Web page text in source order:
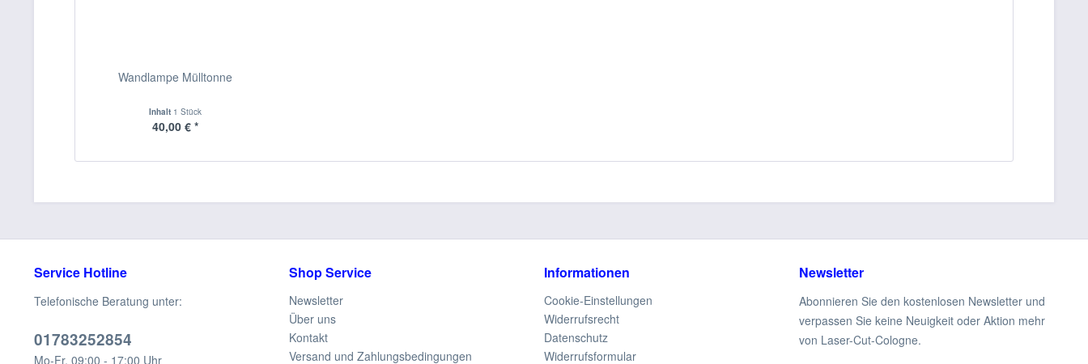
Wandlampe Mülltonne
Inhalt 1 Stück
40,00 € *
Service Hotline
Telefonische Beratung unter:
01783252854
Mo-Fr, 09:00 - 17:00 Uhr
Shop Service
Newsletter
Über uns
Kontakt
Versand und Zahlungsbedingungen
Informationen
Cookie-Einstellungen
Widerrufsrecht
Datenschutz
Widerrufsformular
Newsletter
Abonnieren Sie den kostenlosen Newsletter und
verpassen Sie keine Neuigkeit oder Aktion mehr
von Laser-Cut-Cologne.